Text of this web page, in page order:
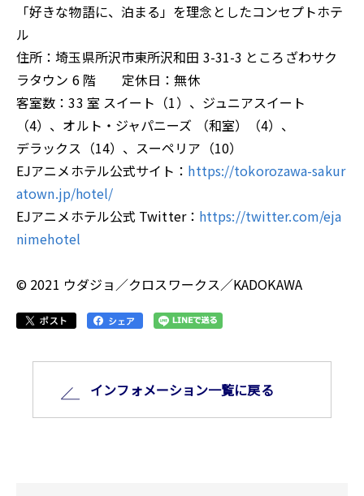
「好きな物語に、泊まる」を理念としたコンセプトホテ
ル
住所：埼玉県所沢市東所沢和田 3-31-3 ところざわサク
ラタウン 6 階 定休日：無休
客室数：33 室 スイート（1）、ジュニアスイート
（4）、オルト・ジャパニーズ （和室）（4）、
デラックス（14）、スーペリア（10）
EJアニメホテル公式サイト： https://tokorozawa-sakur
atown.jp/hotel/
EJアニメホテル公式 Twitter： https://twitter.com/eja
nimehotel
© 2021 ウダジョ／クロスワークス／KADOKAWA
インフォメーション⼀覧に戻る